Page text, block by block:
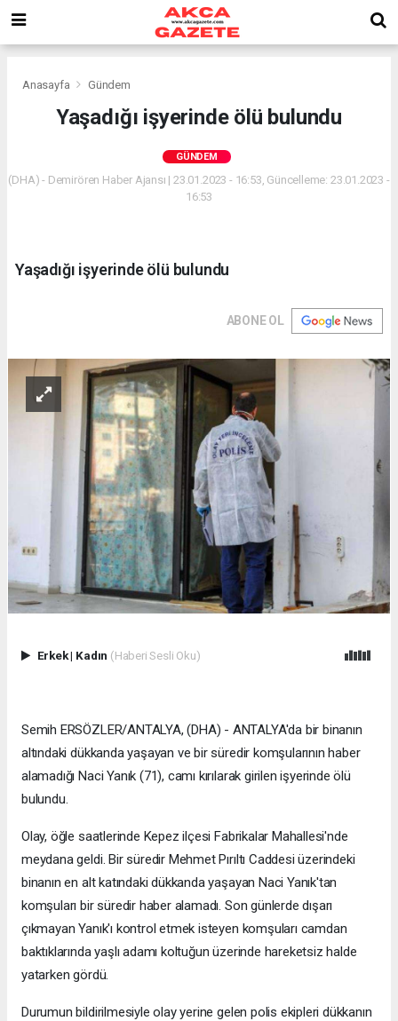
Anasayfa Gündem
Yaşadığı işyerinde ölü bulundu
GÜNDEM
(DHA) - Demirören Haber Ajansı | 23.01.2023 - 16:53, Güncelleme: 23.01.2023 -
16:53
Yaşadığı işyerinde ölü bulundu
ABONE OL
Erkek| Kadın (Haberi Sesli Oku)
Semih ERSÖZLER/ANTALYA, (DHA) - ANTALYA'da bir binanın
altındaki dükkanda yaşayan ve bir süredir komşularının haber
alamadığı Naci Yanık (71), camı kırılarak girilen işyerinde ölü
bulundu.
Olay, öğle saatlerinde Kepez ilçesi Fabrikalar Mahallesi'nde
meydana geldi. Bir süredir Mehmet Pırıltı Caddesi üzerindeki
binanın en alt katındaki dükkanda yaşayan Naci Yanık'tan
komşuları bir süredir haber alamadı. Son günlerde dışarı
çıkmayan Yanık'ı kontrol etmek isteyen komşuları camdan
baktıklarında yaşlı adamı koltuğun üzerinde hareketsiz halde
yatarken gördü.
Durumun bildirilmesiyle olay yerine gelen polis ekipleri dükkanın